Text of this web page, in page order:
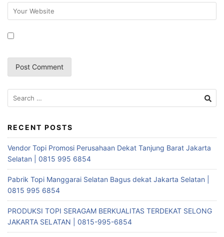
Search
for:
RECENT POSTS
Vendor Topi Promosi Perusahaan Dekat Tanjung Barat Jakarta
Selatan | 0815 995 6854
Pabrik Topi Manggarai Selatan Bagus dekat Jakarta Selatan |
0815 995 6854
PRODUKSI TOPI SERAGAM BERKUALITAS TERDEKAT SELONG
JAKARTA SELATAN | 0815-995-6854